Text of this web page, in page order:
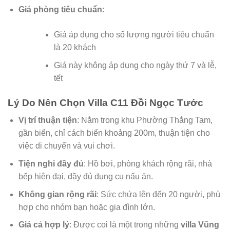
Giá phòng tiêu chuẩn:
Giá áp dụng cho số lượng người tiêu chuẩn
là 20 khách
Giá này không áp dụng cho ngày thứ 7 và lễ,
tết
Lý Do Nên Chọn Villa C11 Đồi Ngọc Tước
Vị trí thuận tiện: Nằm trong khu Phường Thắng Tam,
gần biển, chỉ cách biển khoảng 200m, thuận tiện cho
việc di chuyển và vui chơi.
Tiện nghi đầy đủ: Hồ bơi, phòng khách rộng rãi, nhà
bếp hiện đại, đầy đủ dụng cụ nấu ăn.
Không gian rộng rãi: Sức chứa lên đến 20 người, phù
hợp cho nhóm bạn hoặc gia đình lớn.
Giá cả hợp lý: Được coi là một trong những villa Vũng